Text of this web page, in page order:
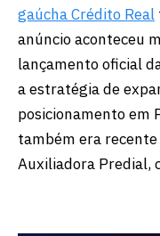
gaúcha Crédito Real
anúncio aconteceu
lançamento oficial
a estratégia de
posicionamento em
também era
Auxiliadora Predial,